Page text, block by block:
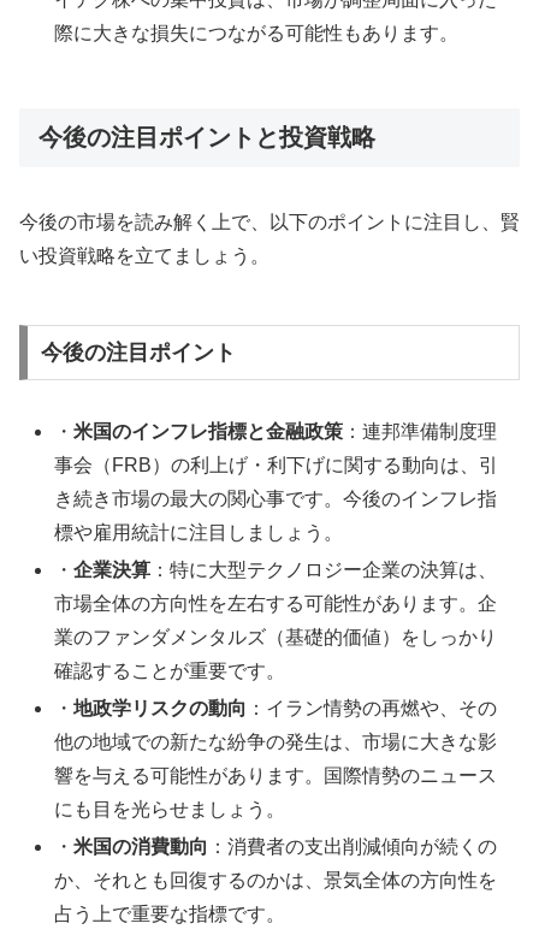
際に大きな損失につながる可能性もあります。
今後の注目ポイントと投資戦略
今後の市場を読み解く上で、以下のポイントに注目し、賢
い投資戦略を立てましょう。
今後の注目ポイント
・米国のインフレ指標と金融政策 ：連邦準備制度理
事会（FRB）の利上げ・利下げに関する動向は、引
き続き市場の最大の関心事です。今後のインフレ指
標や雇用統計に注目しましょう。
・企業決算 ：特に大型テクノロジー企業の決算は、
市場全体の方向性を左右する可能性があります。企
業のファンダメンタルズ（基礎的価値）をしっかり
確認することが重要です。
・地政学リスクの動向 ：イラン情勢の再燃や、その
他の地域での新たな紛争の発生は、市場に大きな影
響を与える可能性があります。国際情勢のニュース
にも目を光らせましょう。
・米国の消費動向 ：消費者の支出削減傾向が続くの
か、それとも回復するのかは、景気全体の方向性を
占う上で重要な指標です。